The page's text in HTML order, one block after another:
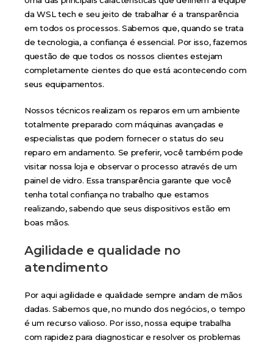
da WSL tech e seu jeito de trabalhar é a transparência
em todos os processos. Sabemos que, quando se trata
de tecnologia, a confiança é essencial. Por isso, fazemos
questão de que todos os nossos clientes estejam
completamente cientes do que está acontecendo com
seus equipamentos.
Nossos técnicos realizam os reparos em um ambiente
totalmente preparado com máquinas avançadas e
especialistas que podem fornecer o status do seu
reparo em andamento. Se preferir, você também pode
visitar nossa loja e observar o processo através de um
painel de vidro. Essa transparência garante que você
tenha total confiança no trabalho que estamos
realizando, sabendo que seus dispositivos estão em
boas mãos.
Agilidade e qualidade no
atendimento
Por aqui agilidade e qualidade sempre andam de mãos
dadas. Sabemos que, no mundo dos negócios, o tempo
é um recurso valioso. Por isso, nossa equipe trabalha
com rapidez para diagnosticar e resolver os problemas